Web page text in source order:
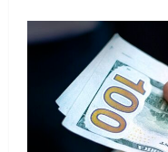
policiaca
de
Humacao
celebra
de
sus
jóvenes
atletas